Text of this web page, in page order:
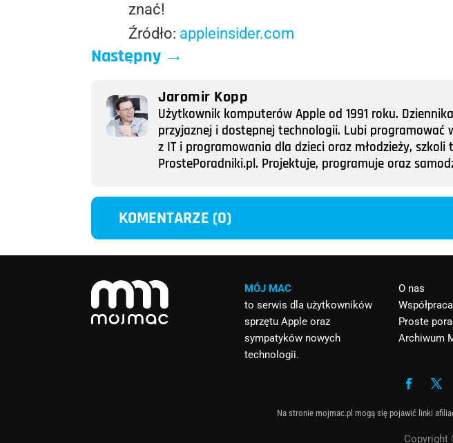
znać!
Źródło: appleinsider.com
Następny →
Jaromir Kopp
Użytkownik komputerów Apple od 1991 roku.
przyjaznej i dostępnej technologii. Lubi programować
z IT i programowania dla dzieci oraz młodzieży,
ProstePoradniki.pl. Projektuje, programuje oraz
KOMENTARZE (0)
MÓJ MAC
to serwis dla użytkowników
sprzętu Apple oraz
sympatyków nowych
technologii.
O nas
Współpraca
Proste
Archiwum
Na stronie mojmac.pl mogą się pojawić linki
Copyright